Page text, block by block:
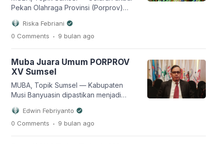
Pekan Olahraga Provinsi (Porprov)
ditutup di Stable Berkuda Sekayu,
Sabtu (1/11/2025) malam. Kabupaten
penyelenggara, tetapi juga
menorehkan prestasi luar biasa dengan
keluar sebagai juara umum, mengoleksi
179 medali emas, 135 perak, dan 146
Riska Febriani
0 Comments . 9 bulan ago
Muba Juara Umum PORPROV
XV Sumsel
MUBA, Topik Sumsel — Kabupaten
Musi Banyuasin dipastikan menjadi
(PORPROV) XV Sumsel. Hal ini
ditegaskan Sekretaris Umum KONI
Edwin Febriyanto
0 Comments . 9 bulan ago